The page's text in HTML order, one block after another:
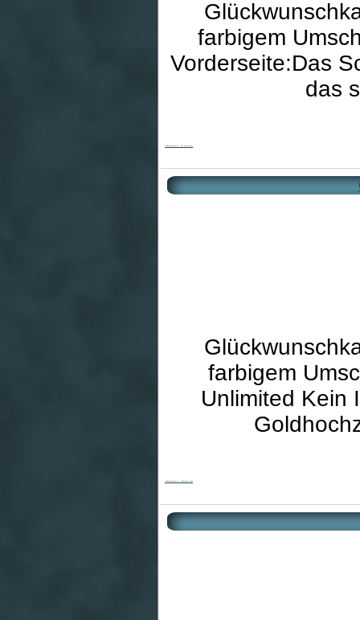
farbigem
Vorderseite:Das
das
farbigem
Unlimited Kein